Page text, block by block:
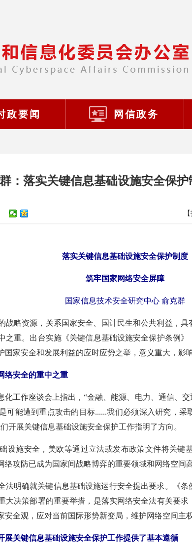
政要闻 网信政务
：落实关键信息基础设施安全保
落实关键信息基础设施安全保护制度
筑牢国家网络安全屏障
国家信息技术安全研究中心 俞克群
战略资源，关系国家安全、国计民生和公共利益，
之重。出台实施《关键信息基础设施安全保护条例
家安全和发展利益的应时应势之举，意义重大，影响
络安全的重中之重
化工作座谈会上指出，“金融、能源、电力、通信、
可能遭到重点攻击的目标......我们必须深入研究，
开展关键信息基础设施安全保护工作指明了方向。
设施安全，美欧等通过立法或发布政策文件将关键
攻防已成为国家间战略博弈的重要领域和网络空间
法明确就关键信息基础设施运行安全提出要求。《
大决策部署的重要举措，是落实网络安全法有关要
全观，应对当前国际形势新变局，维护网络空间主
展关键信息基础设施安全保护工作提供了基本遵循